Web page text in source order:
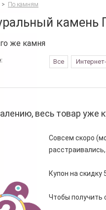
> По камням
камень
же камня
Все
весь товар уже
Совсем скоро
Купон на скидку
Чтобы получить